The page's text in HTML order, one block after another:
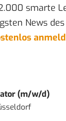
smarte
News
(m/w/d)